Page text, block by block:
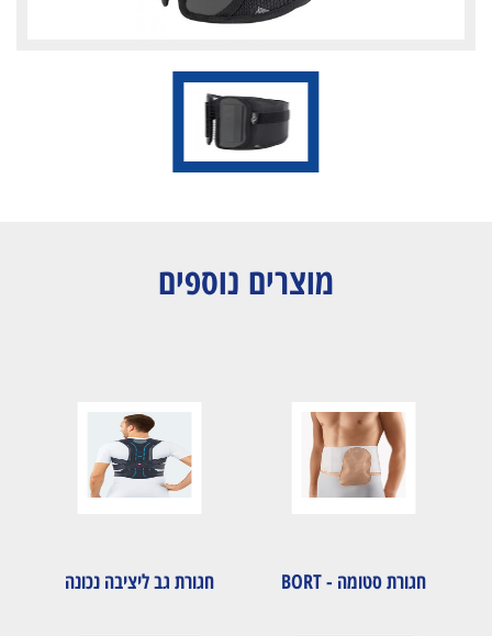
מוצרים נוספים
חגורת סטומה - BORT חגורת גב ליציבה נכונה